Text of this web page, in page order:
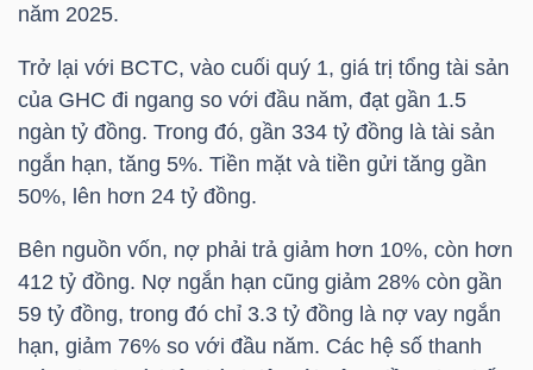
năm 2025.
Trở lại với BCTC, vào cuối quý 1, giá trị tổng tài sản
của GHC đi ngang so với đầu năm, đạt gần 1.5
ngàn tỷ đồng. Trong đó, gần 334 tỷ đồng là tài sản
ngắn hạn, tăng 5%. Tiền mặt và tiền gửi tăng gần
50%, lên hơn 24 tỷ đồng.
Bên nguồn vốn, nợ phải trả giảm hơn 10%, còn hơn
412 tỷ đồng. Nợ ngắn hạn cũng giảm 28% còn gần
59 tỷ đồng, trong đó chỉ 3.3 tỷ đồng là nợ vay ngắn
hạn, giảm 76% so với đầu năm. Các hệ số thanh
TRUY
Ngành
(-)